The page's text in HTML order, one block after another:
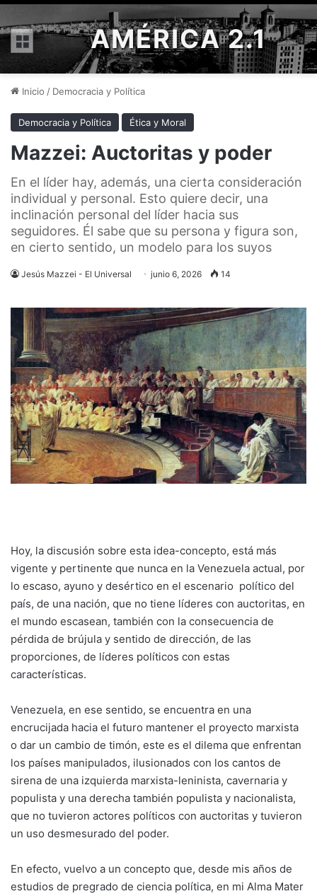
Menú AMÉRICA 2.1
Inicio / Democracia y Política
Democracia y Política Ética y Moral
Mazzei: Auctoritas y poder
En el líder hay, además, una cierta consideración
individual y personal. Esto quiere decir, una
inclinación personal del líder hacia sus
seguidores. Él sabe que su persona y figura son,
en cierto sentido, un modelo para los suyos
Jesús Mazzei - El Universal junio 6, 2026 14
Hoy, la discusión sobre esta idea-concepto, está más
vigente y pertinente que nunca en la Venezuela actual, por
lo escaso, ayuno y desértico en el escenario político del
país, de una nación, que no tiene líderes con auctoritas, en
el mundo escasean, también con la consecuencia de
pérdida de brújula y sentido de dirección, de las
proporciones, de líderes políticos con estas
características.
Venezuela, en ese sentido, se encuentra en una
encrucijada hacia el futuro mantener el proyecto marxista
o dar un cambio de timón, este es el dilema que enfrentan
los países manipulados, ilusionados con los cantos de
sirena de una izquierda marxista-leninista, cavernaria y
populista y una derecha también populista y nacionalista,
que no tuvieron actores políticos con auctoritas y tuvieron
un uso desmesurado del poder.
En efecto, vuelvo a un concepto que, desde mis años de
estudios de pregrado de ciencia política, en mi Alma Mater